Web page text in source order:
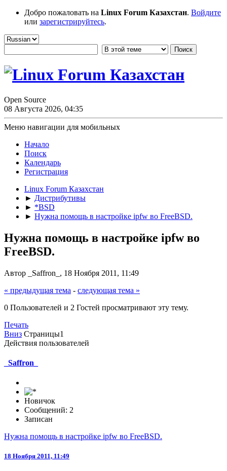
Добро пожаловать на Linux Forum Казахстан. Войдите
или зарегистрируйтесь.
Open Source
08 Августа 2026, 04:35
Меню навигации для мобильных
Начало
Поиск
Календарь
Регистрация
Linux Forum Казахстан
► Дистрибутивы
► *BSD
► Нужна помощь в настройке ipfw во FreeBSD.
Нужна помощь в настройке ipfw во
FreeBSD.
Автор _Saffron_, 18 Ноября 2011, 11:49
« предыдущая тема - следующая тема »
0 Пользователей и 2 Гостей просматривают эту тему.
Печать
Вниз Страницы1
Действия пользователей
_Saffron_
Новичок
Сообщений: 2
Записан
Нужна помощь в настройке ipfw во FreeBSD.
18 Ноября 2011, 11:49